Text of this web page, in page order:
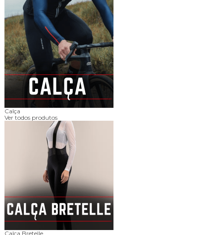
Calça
Ver todos produtos
Calça Bretelle